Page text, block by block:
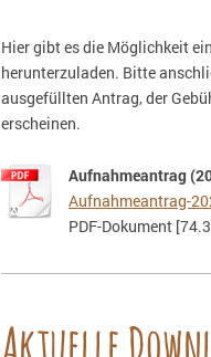
Hier gibt es die Möglichkeit
herunterzuladen. Bitte
ausgefüllten Antrag, der
erscheinen.
Aufnahmeantrag
Aufnahmeantrag-
PDF-Dokument